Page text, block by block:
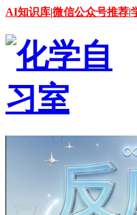
AI知识库|微信公众号推荐|